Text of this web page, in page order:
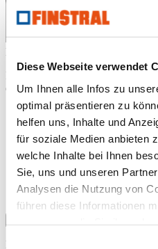
Diese Webseite verwendet
Um Ihnen alle Infos zu
optimal präsentieren zu
helfen uns, Inhalte und
für soziale Medien anbieten
welche Inhalte bei Ihnen
Sie, uns und unseren
Analysen die Nutzung von
führen diese Informationen
Einwilligungsauswahl
Datei-Upload
In diesem Bereich kannst Du
den Lebenslauf hochladen.
Dateigröße bis zu 5 MB pro Datei